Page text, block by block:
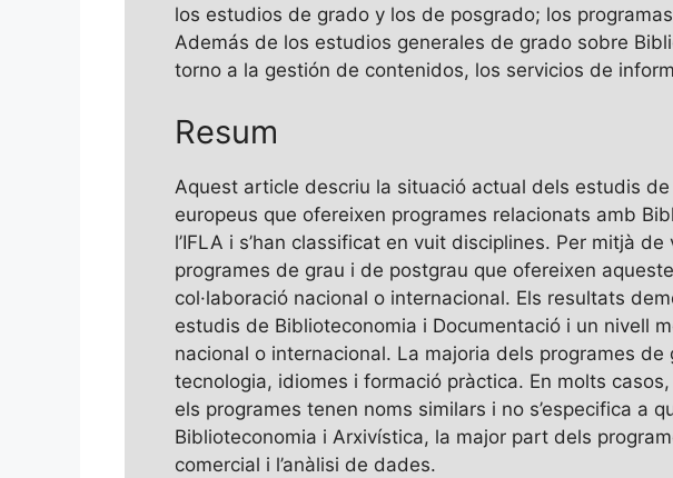
los estudios de grado y los de posgrado; los
Además de los estudios generales de grado sobre
torno a la gestión de contenidos, los servicios de
Resum
Aquest article descriu la situació actual dels estudis
europeus que ofereixen programes relacionats amb
l’IFLA i s’han classificat en vuit disciplines. Per mitjà
programes de grau i de postgrau que ofereixen
col·laboració nacional o internacional. Els resultats
estudis de Biblioteconomia i Documentació i un nivell
nacional o internacional. La majoria dels programes
tecnologia, idiomes i formació pràctica. En molts
els programes tenen noms similars i no s’especifica a
Biblioteconomia i Arxivística, la major part dels
comercial i l’anàlisi de dades.